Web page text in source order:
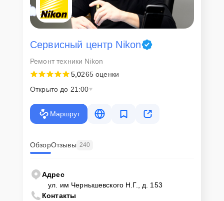
Сервисный центр Nikon
Ремонт техники Nikon
5,0265 оценки
Открыто до 21:00
Маршрут
ОбзорОтзывы 240
Адрес
ул. им Чернышевского Н.Г., д. 153
Контакты